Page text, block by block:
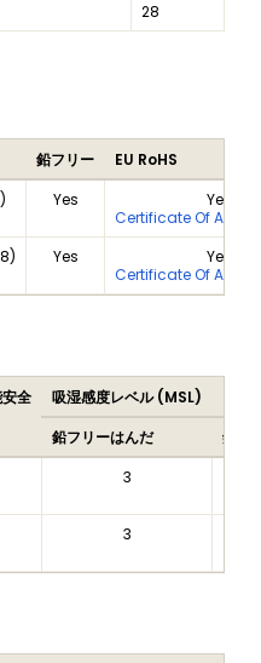
28
鉛フリー
EU RoHS
) Yes
Yes
Certificate Of
) Yes
Yes
Certificate Of
全 吸湿感度レベル (MSL)
鉛フリーはんだ
鉛フ
3
3